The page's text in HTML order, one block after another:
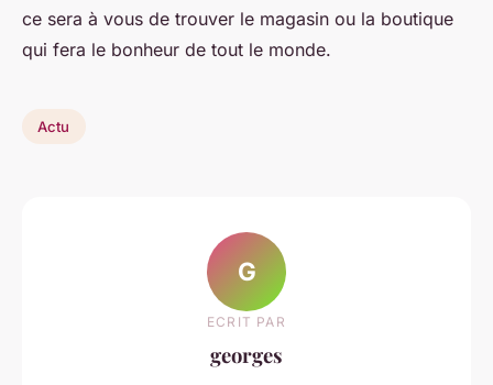
ce sera à vous de trouver le magasin ou la boutique
qui fera le bonheur de tout le monde.
Actu
G
ECRIT PAR
georges